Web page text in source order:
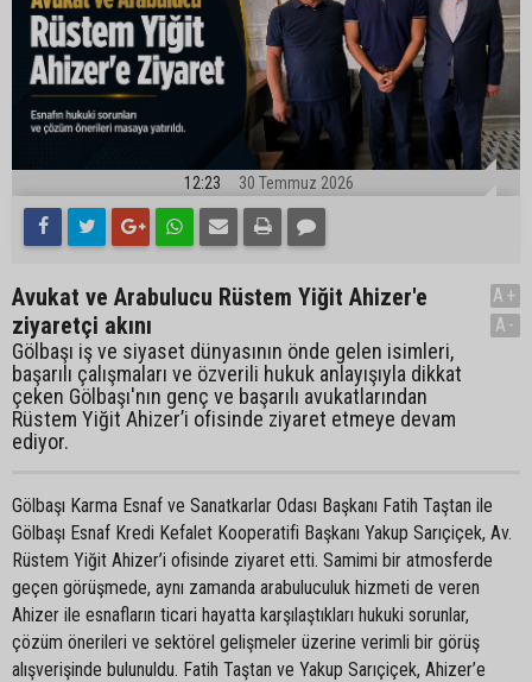
12:23 30 Temmuz 2026
Avukat ve Arabulucu Rüstem Yiğit Ahizer'e
ziyaretçi akını
Gölbaşı iş ve siyaset dünyasının önde gelen isimleri,
başarılı çalışmaları ve özverili hukuk anlayışıyla dikkat
çeken Gölbaşı'nın genç ve başarılı avukatlarından
Rüstem Yiğit Ahizer’i ofisinde ziyaret etmeye devam
ediyor.
A+
A-
Gölbaşı Karma Esnaf ve Sanatkarlar Odası Başkanı Fatih Taştan ile
Gölbaşı Esnaf Kredi Kefalet Kooperatifi Başkanı Yakup Sarıçiçek, Av.
Rüstem Yiğit Ahizer’i ofisinde ziyaret etti. Samimi bir atmosferde
geçen görüşmede, aynı zamanda arabuluculuk hizmeti de veren
Ahizer ile esnafların ticari hayatta karşılaştıkları hukuki sorunlar,
çözüm önerileri ve sektörel gelişmeler üzerine verimli bir görüş
alışverişinde bulunuldu. Fatih Taştan ve Yakup Sarıçiçek, Ahizer’e